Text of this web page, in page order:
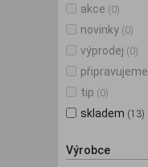
akce (0)
novinky (0)
výprodej (0)
připravujeme
tip (0)
skladem (13)
Výrobce